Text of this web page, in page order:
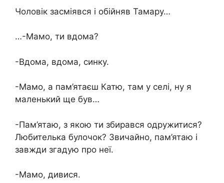
Чоловік засміявся і обійняв Тамару…
…-Мамо, ти вдома?
-Вдома, вдома, синку.
-Мамо, а пам’ятаєш Катю, там у селі, ну я
маленький ще був…
-Пам’ятаю, з якою ти збирався одружитися?
Любителька булочок? Звичайно, пам’ятаю і
завжди згадую про неї.
-Мамо, дивися.